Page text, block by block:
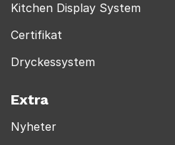
Kitchen Display System
Certifikat
Dryckessystem
Extra
Nyheter